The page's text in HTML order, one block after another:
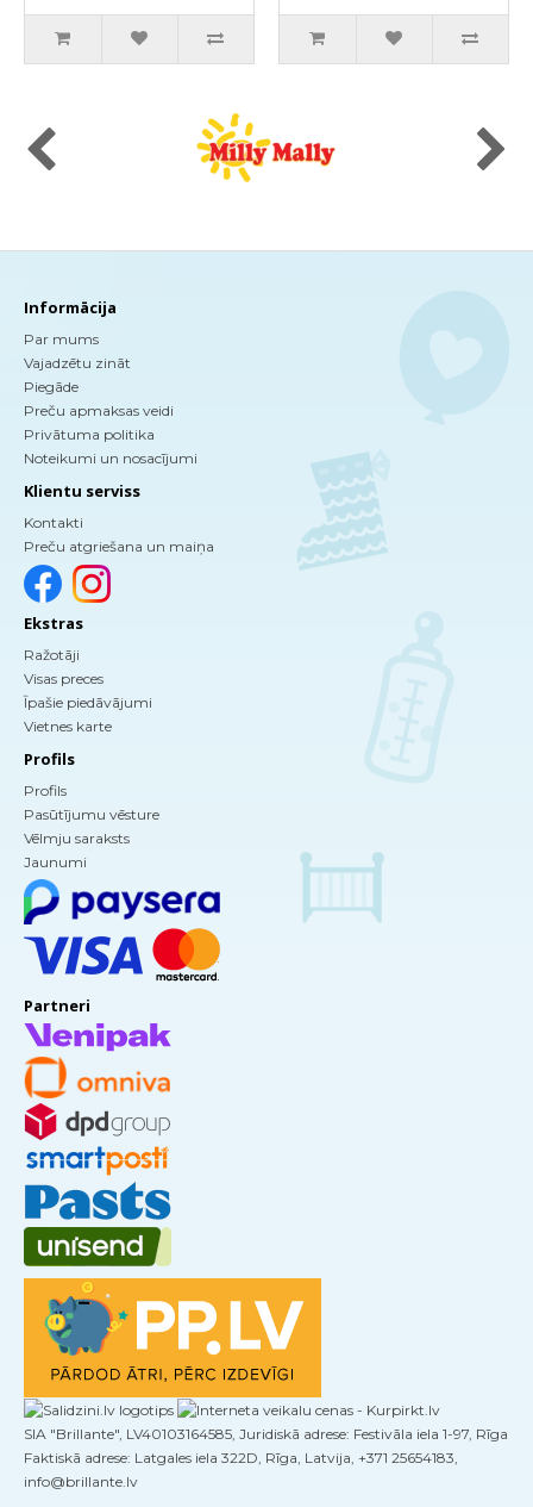
Informācija
Par mums
Vajadzētu zināt
Piegāde
Preču apmaksas veidi
Privātuma politika
Noteikumi un nosacījumi
Klientu serviss
Kontakti
Preču atgriešana un maiņa
Ekstras
Ražotāji
Visas preces
Īpašie piedāvājumi
Vietnes karte
Profils
Profils
Pasūtījumu vēsture
Vēlmju saraksts
Jaunumi
Partneri
SIA "Brillante", LV40103164585, Juridiskā adrese: Festivāla iela 1-97, Rīga
Faktiskā adrese: Latgales iela 322D, Rīga, Latvija, +371 25654183,
info@brillante.lv